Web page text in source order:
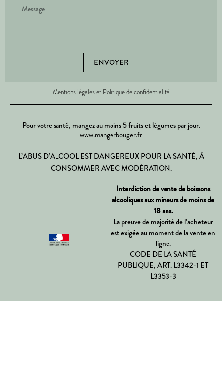
ENVOYER
Mentions légales et Politique de confidentialité
Pour votre santé, mangez au moins 5 fruits et légumes par jour.
www.mangerbouger.fr
L’ABUS D’ALCOOL EST DANGEREUX POUR LA SANTÉ, À
CONSOMMER AVEC MODÉRATION.
Interdiction de vente de boissons
alcooliques aux mineurs de moins de
18 ans.
La preuve de majorité de l’acheteur
est exigée au moment de la vente en
ligne.
CODE DE LA SANTÉ
PUBLIQUE, ART. L3342-1 ET
L3353-3